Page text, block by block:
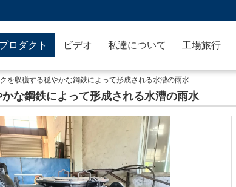
プロダクト ビデオ 私達について 工場旅行
を収穫する穏やかな鋼鉄によって形成される水漕の雨水
な鋼鉄によって形成される水漕の雨水